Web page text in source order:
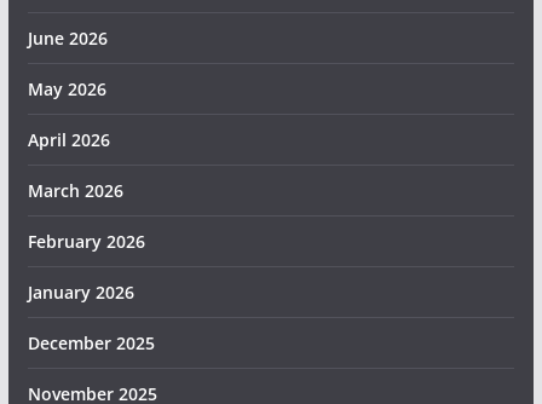
June 2026
May 2026
April 2026
March 2026
February 2026
January 2026
December 2025
November 2025